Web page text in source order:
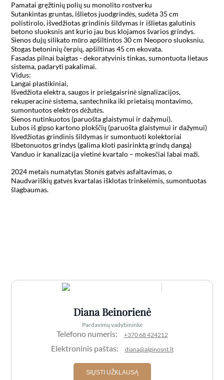
Pamatai gręžtinių polių su monolito rostverku
Sutankintas gruntas, išlietos juodgrindės, sudėta 35 cm
polistirolo, išvedžiotas grindinis šildymas ir išlietas galutinis
betono sluoksnis ant kurio jau bus klojamos švarios grindys.
Sienos dujų silikato mūro apšiltintos 30 cm Neoporo sluoksniu.
Stogas betoninių čerpių, apšiltinas 45 cm ekovata.
Fasadas pilnai baigtas - dekoratyvinis tinkas, sumontuota lietaus
sistema, padaryti pakalimai.
Vidus:
Langai plastikiniai,
Išvedžiota elektra, saugos ir priešgaisrinė signalizacijos,
rekuperacinė sistema, santechnika iki prietaisų montavimo,
sumontuotos elektros dėžutės.
Sienos nutinkuotos (paruošta glaistymui ir dažymui).
Lubos iš gipso kartono plokščių (paruošta glaistymui ir dažymui)
Išvedžiotas grindinis šildymas ir sumontuoti kolektoriai
Išbetonuotos grindys (galima kloti pasirinktą grindų dangą)
Vanduo ir kanalizacija vietinė kvartalo – mokesčiai labai maži.
2024 metais numatytas Stonės gatvės asfaltavimas, o
Naudvariškių gatvės kvartalas išklotas trinkelėmis, sumontuotas
šlagbaumas.
Diana Beinorienė
Pardavimų vadybininkė
Telefono numeris: +370 68 424212
Elektroninis paštas: diana@alginosnt.lt
SIŲSTI UŽKLAUSĄ